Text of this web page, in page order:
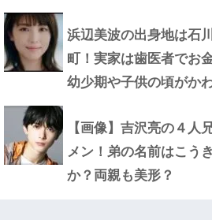
浜辺美波の出身地は石
町！実家は歯医者でお
幼少期や子供の頃がか
【画像】吉沢亮の４人
メン！弟の名前はこう
か？両親も美形？